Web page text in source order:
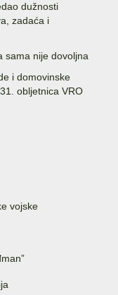
dužnosti
zadaća i
sama nije dovoljna
i domovinske
obljetnica VRO
vojske